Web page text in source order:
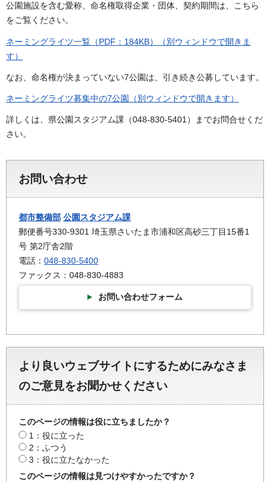
公園施設を含む愛称、命名権取得企業・団体、契約期間は、こちら
をご覧ください。
ネーミングライツ一覧（PDF：184KB）（別ウィンドウで開きま
す）
なお、命名権が決まっていない7公園は、引き続き公募しています。
ネーミングライツ募集中の7公園（別ウィンドウで開きます）
詳しくは、県公園スタジアム課（048-830-5401）までお問合せくだ
さい。
お問い合わせ
都市整備部 公園スタジアム課
郵便番号330-9301 埼玉県さいたま市浦和区高砂三丁目15番1
号 第2庁舎2階
電話： 048-830-5400
ファックス：048-830-4883
お問い合わせフォーム
より良いウェブサイトにするためにみなさま
のご意見をお聞かせください
このページの情報は役に立ちましたか？
1：役に立った
2：ふつう
3：役に立たなかった
このページの情報は見つけやすかったですか？